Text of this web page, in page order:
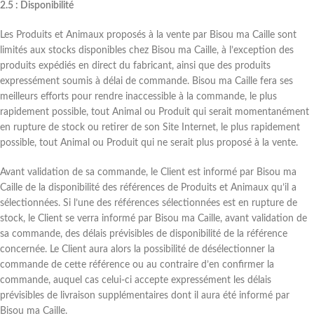
2.5 : Disponibilité
Les Produits et Animaux proposés à la vente par Bisou ma Caille sont
limités aux stocks disponibles chez Bisou ma Caille, à l’exception des
produits expédiés en direct du fabricant, ainsi que des produits
expressément soumis à délai de commande. Bisou ma Caille fera ses
meilleurs efforts pour rendre inaccessible à la commande, le plus
rapidement possible, tout Animal ou Produit qui serait momentanément
en rupture de stock ou retirer de son Site Internet, le plus rapidement
possible, tout Animal ou Produit qui ne serait plus proposé à la vente.
Avant validation de sa commande, le Client est informé par Bisou ma
Caille de la disponibilité des références de Produits et Animaux qu’il a
sélectionnées. Si l’une des références sélectionnées est en rupture de
stock, le Client se verra informé par Bisou ma Caille, avant validation de
sa commande, des délais prévisibles de disponibilité de la référence
concernée. Le Client aura alors la possibilité de désélectionner la
commande de cette référence ou au contraire d’en confirmer la
commande, auquel cas celui-ci accepte expressément les délais
prévisibles de livraison supplémentaires dont il aura été informé par
Bisou ma Caille.